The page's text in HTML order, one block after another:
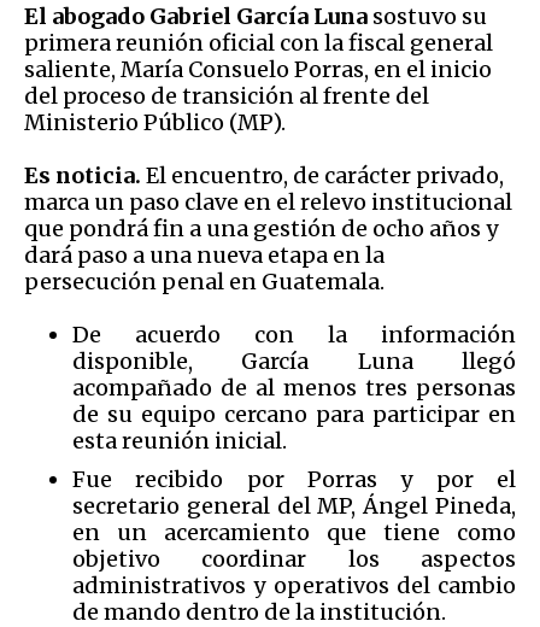
El abogado Gabriel García Luna sostuvo su
primera reunión oficial con la fiscal general
saliente, María Consuelo Porras, en el inicio
del proceso de transición al frente del
Ministerio Público (MP).
Es noticia. El encuentro, de carácter privado,
marca un paso clave en el relevo institucional
que pondrá fin a una gestión de ocho años y
dará paso a una nueva etapa en la
persecución penal en Guatemala.
De acuerdo con la información
disponible, García Luna llegó
acompañado de al menos tres personas
de su equipo cercano para participar en
esta reunión inicial.
Fue recibido por Porras y por el
secretario general del MP, Ángel Pineda,
en un acercamiento que tiene como
objetivo coordinar los aspectos
administrativos y operativos del cambio
de mando dentro de la institución.